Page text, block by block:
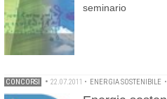
seminario
CONCORSI • 22.07.2011 • ENERGIA SOSTENIBILE •